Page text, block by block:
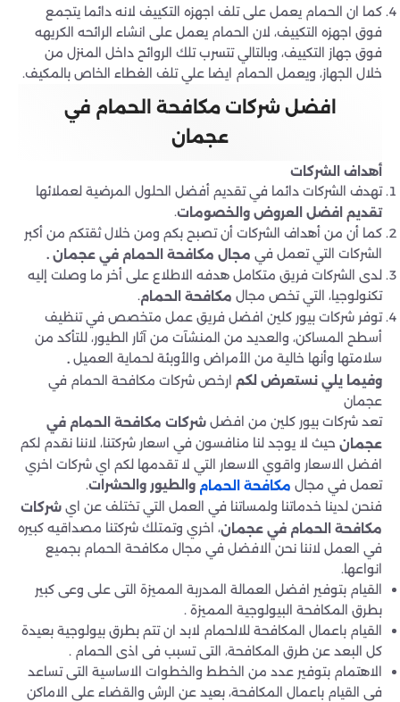
كما ان الحمام يعمل على تلف اجهزه التكييف لانه دائما يتجمع
فوق اجهزه التكييف، لان الحمام يعمل على انشاء الرائحه الكريهه
فوق جهاز التكييف، وبالتالي تتسرب تلك الروائح داخل المنزل من
خلال الجهاز، ويعمل الحمام ايضا علي تلف الغطاء الخاص بالمكيف.
افضل شركات مكافحة الحمام في
عجمان
أهداف الشركات
تهدف الشركات دائما في تقديم أفضل الحلول المرضية لعملائها
تقديم افضل العروض والخصومات.
كما أن من أهداف الشركات أن تصبح بكم ومن خلال ثقتكم من أكبر
الشركات التي تعمل في مجال مكافحة الحمام في عجمان .
لدى الشركات فريق متكامل هدفه الاطلاع على أخر ما وصلت إليه
تكنولوجيا، التي تخص مجال مكافحة الحمام.
توفر شركات بيور كلين افضل فريق عمل متخصص في تنظيف
أسطح المساكن، والعديد من المنشآت من آثار الطيور، للتأكد من
سلامتها وأنها خالية من الأمراض والأوبئة لحماية العميل .
وفيما يلي نستعرض لكم ارخص شركات مكافحة الحمام في
عجمان
تعد شركات بيور كلين من افضل شركات مكافحة الحمام في
عجمان حيث لا يوجد لنا منافسون في اسعار شركتنا، لاننا نقدم لكم
افضل الاسعار واقوي الاسعار التي لا تقدمها لكم اي شركات اخري
تعمل في مجال مكافحة الحمام والطيور والحشرات.
فنحن لدينا خدماتنا ولمساتنا في العمل التي تختلف عن اي شركات
مكافحة الحمام في عجمان، اخري وتمتلك شركتنا مصداقيه كبيره
في العمل لاننا نحن الافضل في مجال مكافحة الحمام بجميع
انواعها.
القيام بتوفير افضل العمالة المدربة المميزة التى على وعى كبير
بطرق المكافحة البيولوجية المميزة .
القيام باعمال المكافحة للالحمام لابد ان تتم بطرق بيولوجية بعيدة
كل البعد عن طرق المكافحة، التى تسبب فى اذى الحمام .
الاهتمام بتوفير عدد من الخطط والخطوات الاساسية التى تساعد
فى القيام باعمال المكافحة، بعيد عن الرش والقضاء على الاماكن